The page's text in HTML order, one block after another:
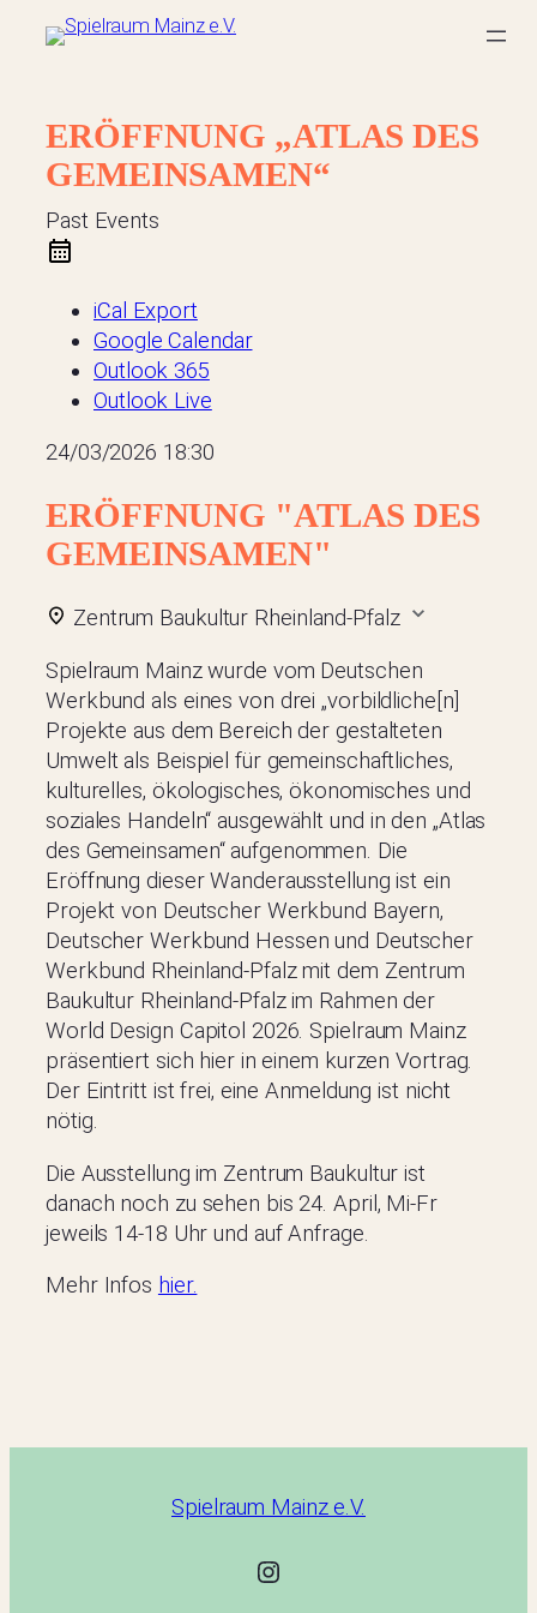
Zum
Inhalt
ERÖFFNUNG „ATLAS DES
GEMEINSAMEN“
Past Events
iCal Export
Google Calendar
Outlook 365
Outlook Live
24/03/2026 18:30
ERÖFFNUNG "ATLAS DES
GEMEINSAMEN"
Zentrum Baukultur Rheinland-Pfalz
Spielraum Mainz wurde vom Deutschen
Werkbund als eines von drei „vorbildliche[n]
Projekte aus dem Bereich der gestalteten
Umwelt als Beispiel für gemeinschaftliches,
kulturelles, ökologisches, ökonomisches und
soziales Handeln“ ausgewählt und in den „Atlas
des Gemeinsamen“ aufgenommen. Die
Eröffnung dieser Wanderausstellung ist ein
Projekt von Deutscher Werkbund Bayern,
Deutscher Werkbund Hessen und Deutscher
Werkbund Rheinland-Pfalz mit dem Zentrum
Baukultur Rheinland-Pfalz im Rahmen der
World Design Capitol 2026. Spielraum Mainz
präsentiert sich hier in einem kurzen Vortrag.
Der Eintritt ist frei, eine Anmeldung ist nicht
nötig.
Die Ausstellung im Zentrum Baukultur ist
danach noch zu sehen bis 24. April, Mi-Fr
jeweils 14-18 Uhr und auf Anfrage.
Mehr Infos hier.
Spielraum Mainz e.V.
@spielraum.mainz